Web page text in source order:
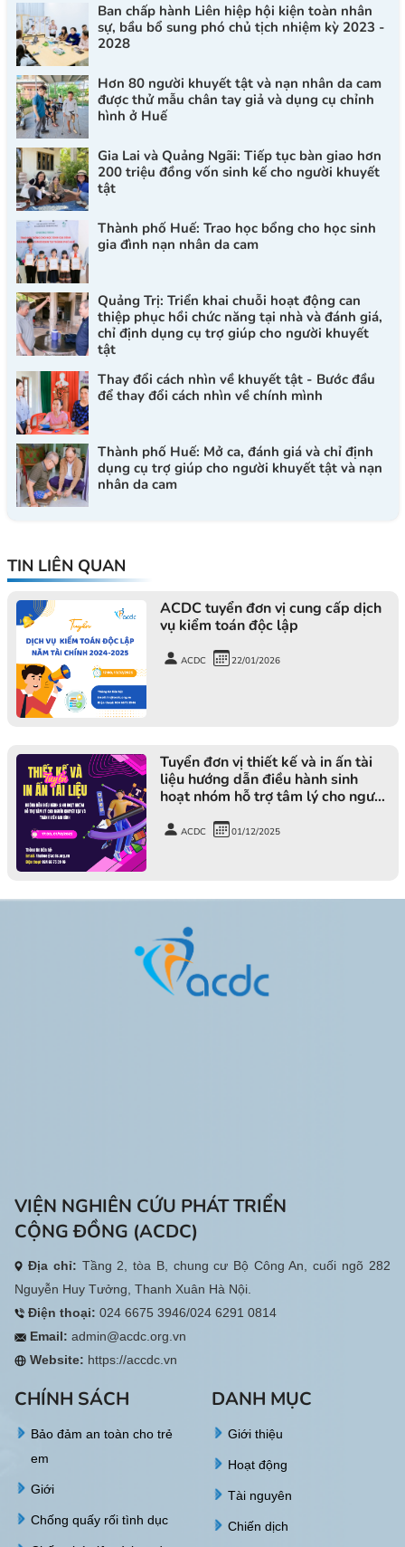
Ban chấp hành Liên hiệp hội kiện toàn nhân
sự, bầu bổ sung phó chủ tịch nhiệm kỳ 2023 -
2028
Hơn 80 người khuyết tật và nạn nhân da cam
được thử mẫu chân tay giả và dụng cụ chỉnh
hình ở Huế
Gia Lai và Quảng Ngãi: Tiếp tục bàn giao hơn
200 triệu đồng vốn sinh kế cho người khuyết
tật
Thành phố Huế: Trao học bổng cho học sinh
gia đình nạn nhân da cam
Quảng Trị: Triển khai chuỗi hoạt động can
thiệp phục hồi chức năng tại nhà và đánh giá,
chỉ định dụng cụ trợ giúp cho người khuyết
tật
Thay đổi cách nhìn về khuyết tật - Bước đầu
để thay đổi cách nhìn về chính mình
Thành phố Huế: Mở ca, đánh giá và chỉ định
dụng cụ trợ giúp cho người khuyết tật và nạn
nhân da cam
TIN LIÊN QUAN
ACDC tuyển đơn vị cung cấp dịch
vụ kiểm toán độc lập
ACDC 22/01/2026
Tuyển đơn vị thiết kế và in ấn tài
liệu hướng dẫn điều hành sinh
hoạt nhóm hỗ trợ tâm lý cho người
ACDC 01/12/2025
VIỆN NGHIÊN CỨU PHÁT TRIỂN
CỘNG ĐỒNG (ACDC)
Địa chỉ: Tầng 2, tòa B, chung cư Bộ Công An, cuối ngõ 282
Nguyễn Huy Tưởng, Thanh Xuân Hà Nội.
Điện thoại: 024 6675 3946/024 6291 0814
Email: admin@acdc.org.vn
Website: https://accdc.vn
CHÍNH SÁCH
Bảo đảm an toàn cho trẻ
em
Giới
Chống quấy rối tình dục
DANH MỤC
Giới thiệu
Hoạt động
Tài nguyên
Chiến dịch